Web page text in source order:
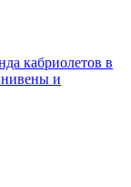
кабриолетов в
и